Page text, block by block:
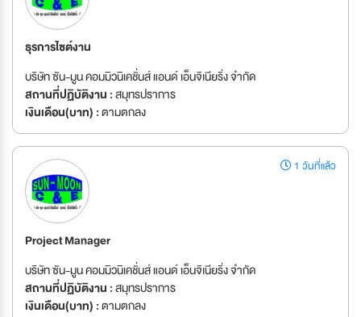
ธุรการไซต์งาน
บริษัท ซัน-มูน คอมมิวนิเคชั่นส์ แอนด์ เอ็นจิเนียริ่ง จำกัด
สถานที่ปฏิบัติงาน :สมุทรปราการ
เงินเดือน(บาท) :ตามตกลง
1 วันที่แล้ว
Project Manager
บริษัท ซัน-มูน คอมมิวนิเคชั่นส์ แอนด์ เอ็นจิเนียริ่ง จำกัด
สถานที่ปฏิบัติงาน :สมุทรปราการ
เงินเดือน(บาท) :ตามตกลง